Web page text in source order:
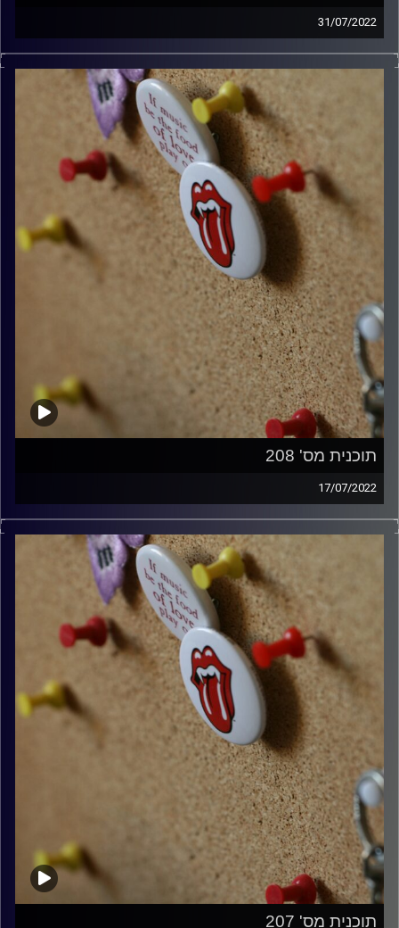
31/07/2022
קלאסיקות רוק עם אורן הוף.
włodi
תוכנית מס' 208
17/07/2022
קלאסיקות רוק עם אורן הוף.
włodi
תוכנית מס' 207